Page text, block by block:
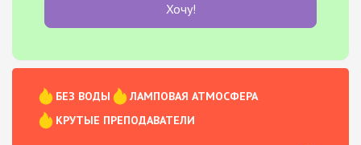
Хочу!
БЕЗ ВОДЫ
ЛАМПОВАЯ АТМОСФЕРА
КРУТЫЕ ПРЕПОДАВАТЕЛИ